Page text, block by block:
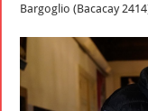
Bargoglio (Bacacay